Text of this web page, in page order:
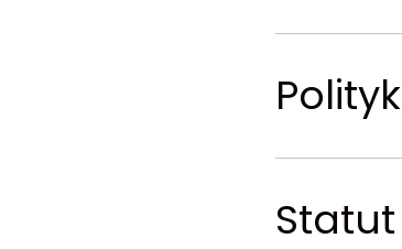
Statut